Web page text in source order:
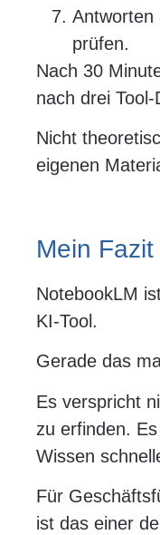
Antworten
prüfen.
Nach 30
nach drei Tool-
Nicht
eigenen
Mein Fazit
NotebookLM
KI-Tool.
Gerade das
Es verspricht
zu erfinden.
Wissen
Für
ist das einer